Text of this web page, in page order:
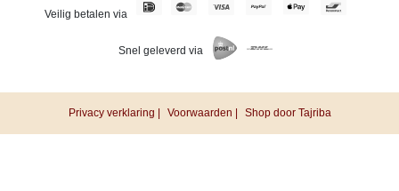
Veilig betalen via
Snel geleverd via
Privacy verklaring | Voorwaarden | Shop door Tajriba